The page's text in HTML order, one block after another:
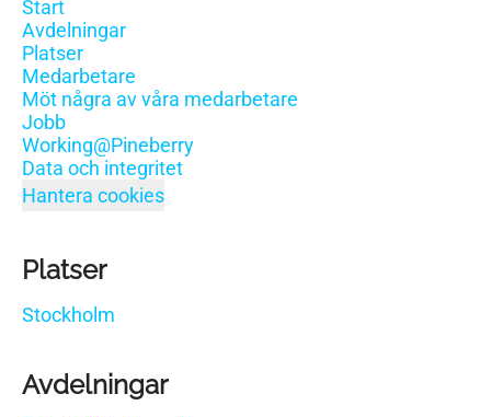
Start
Avdelningar
Platser
Medarbetare
Möt några av våra medarbetare
Jobb
Working@Pineberry
Data och integritet
Hantera cookies
Platser
Stockholm
Avdelningar